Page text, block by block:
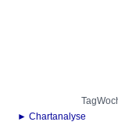
Tag
► Chartanalyse